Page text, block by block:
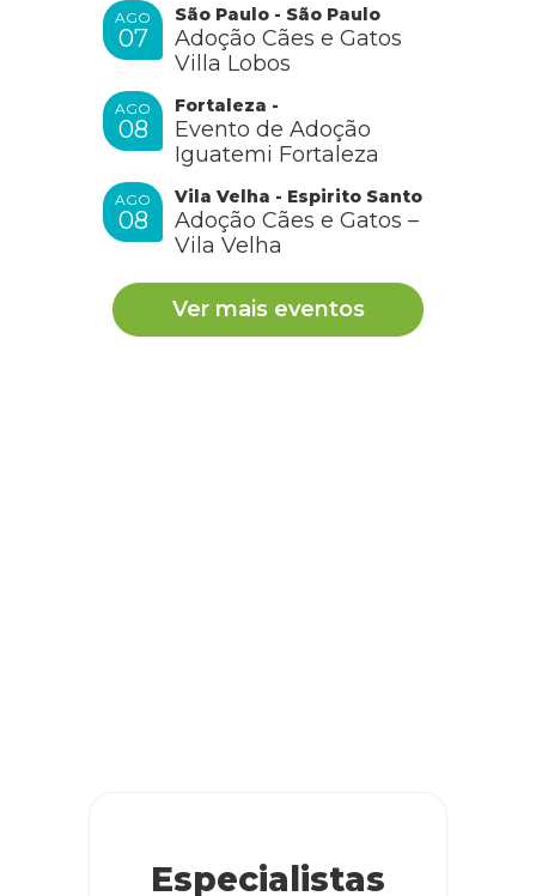
AGO
07
São Paulo - São Paulo
Adoção Cães e Gatos
Villa Lobos
AGO
08
Fortaleza -
Evento de Adoção
Iguatemi Fortaleza
AGO
08
Vila Velha - Espirito Santo
Adoção Cães e Gatos –
Vila Velha
Ver mais eventos
Especialistas